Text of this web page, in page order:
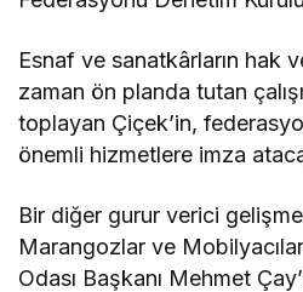
Esnaf ve sanatkârların hak
zaman ön planda tutan
toplayan Çiçek’in,
önemli hizmetlere imza
Bir diğer gurur verici
Marangozlar ve
Odası Başkanı Mehmet